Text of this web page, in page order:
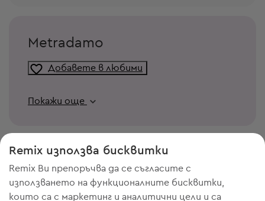
Metradamo
Добавете в любими
Покажи още
Remix използва бисквитки
Remix Ви препоръчва да се съгласите с
използването на функционалните бисквитки,
които са с маркетинг и аналитични цели и са